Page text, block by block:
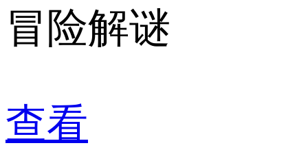
冒险解谜
查看